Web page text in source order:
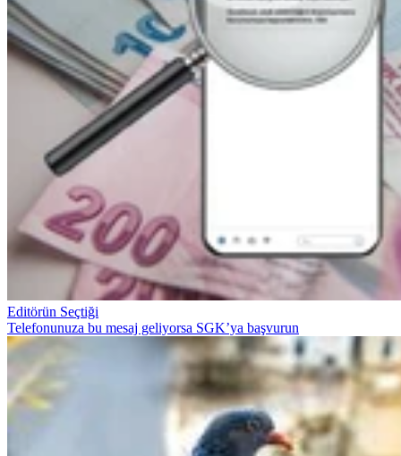
Editörün Seçtiği
Telefonunuza bu mesaj geliyorsa SGK’ya başvurun